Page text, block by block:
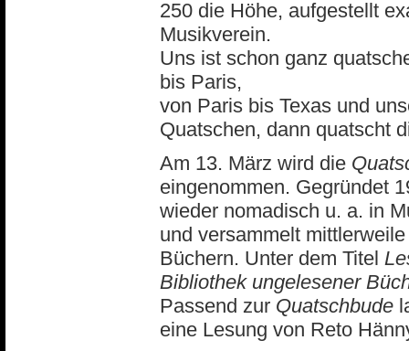
250 die Höhe, aufgestellt
Musikverein.
Uns ist schon ganz
bis Paris,
von Paris bis Texas und
Quatschen, dann quatscht
Am 13. März wird die
eingenommen. Gegründet
wieder nomadisch u. a. in
und versammelt
Büchern. Unter dem Titel
Bibliothek ungelesener
Passend zur Quatschbude
eine Lesung von Reto